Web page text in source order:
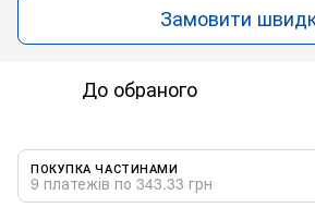
Замовити
До обраного
ПОКУПКА ЧАСТИНАМИ
9 платежів по 343.33 грн